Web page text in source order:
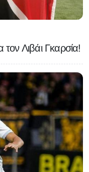
Λιβάι Γκαρσία!